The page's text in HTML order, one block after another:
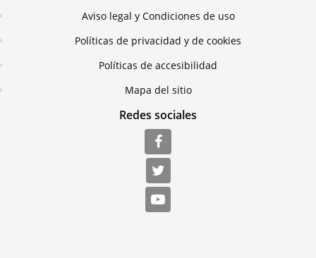
Aviso legal y Condiciones de uso
Políticas de privacidad y de cookies
Políticas de accesibilidad
Mapa del sitio
Redes sociales